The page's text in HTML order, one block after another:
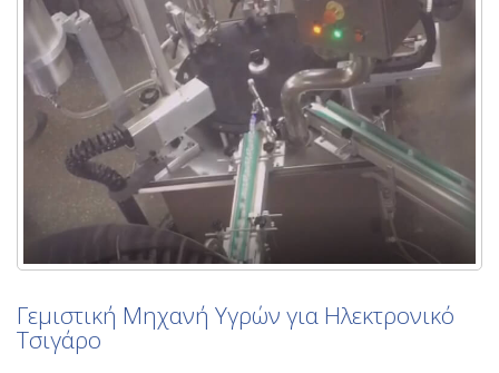
Γεμιστική Μηχανή Υγρών για Ηλεκτρονικό
Τσιγάρο